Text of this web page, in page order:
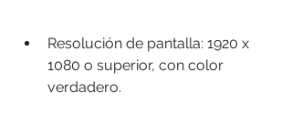
Resolución de pantalla: 1920 x
1080 o superior, con color
verdadero.